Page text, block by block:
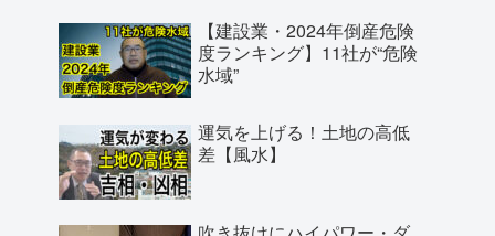
【建設業・2024年倒産危険
度ランキング】11社が“危険
水域”
運気を上げる！土地の高低
差【風水】